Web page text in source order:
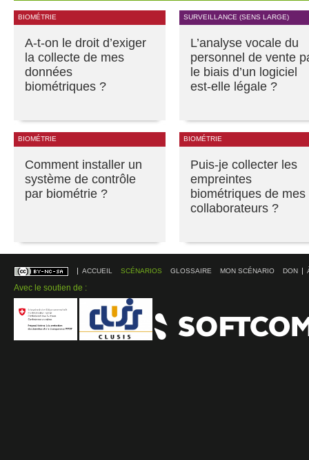
BIOMÉTRIE
A-t-on le droit d’exiger
la collecte de mes
données
biométriques ?
SURVEILLANCE (SENS LARGE)
L’analyse vocale du
personnel de vente
le biais d’un logiciel
est-elle légale ?
BIOMÉTRIE
Comment installer un
système de contrôle
par biométrie ?
BIOMÉTRIE
Puis-je collecter les
empreintes
biométriques de mes
collaborateurs ?
ACCUEIL SCÉNARIOS GLOSSAIRE MON SCÉNARIO DON
Avec le soutien de :